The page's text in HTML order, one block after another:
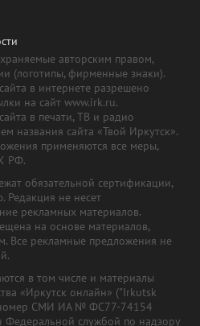
авторским правом,
(логотипы, фирменные знаки).
в интернете разрешено
на сайт www.irk.ru.
в печати, ТВ и радио
названия сайта «Твой Иркутск».
применяются все меры,
РФ.
обязательной сертификации,
Редакция не несет
рекламных материалов.
на основе материалов,
Все рекламные предложения не
в том числе и материалы
«Иркутск онлайн» ("Irkutsk
номер СМИ ИА № ФС77-74154
Федеральной службой по надзору